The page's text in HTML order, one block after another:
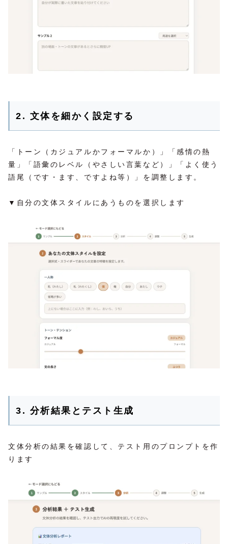
2. 文体を細かく設定する
「トーン（カジュアルかフォーマルか）」「感情の熱
量」「語彙のレベル（やさしい言葉など）」「よく使う
語尾（です・ます、ですよね等）」を調整します。
▼自分の文体スタイルにあうものを選択します
3. 分析結果とテスト生成
文体分析の結果を確認して、テスト用のプロンプトを作
ります